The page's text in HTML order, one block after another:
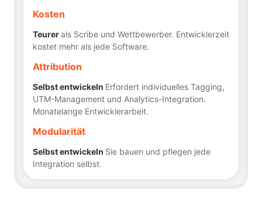
Kosten
Teurerals Scribe und Wettbewerber. Entwicklerzeit
kostet mehr als jede Software.
Attribution
Selbst entwickeln Erfordert individuelles Tagging,
UTM-Management und Analytics-Integration.
Monatelange Entwicklerarbeit.
Modularität
Selbst entwickeln Sie bauen und pflegen jede
Integration selbst.